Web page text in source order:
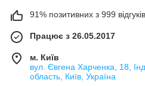
91% позитивних з 999
Працює з 26.05.2017
м. Київ
вул. Євгена Харченка, 18,
область, Київ, Україна